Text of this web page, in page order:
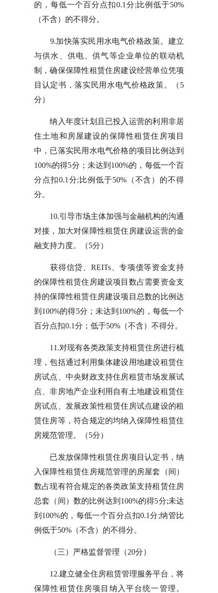
的，每低一个百分点扣0.1分;比例低于50%
（不含）的不得分。
9.加快落实民用水电气价格政策。建立
与供水、供电、供气等企业单位的联动机
制，确保保障性租赁住房建设经营单位凭项
目认定书，落实民用水电气价格政策。（5
分）
纳入年度计划且已投入运营的利用非居
住土地和房屋建设的保障性租赁住房项目
中，已落实民用水电气价格的项目比例达到
100%的得5分；未达到100%的，每低一个百
分点扣0.1分;比例低于50%（不含）的不得
分。
10.引导市场主体加强与金融机构的沟通
对接，加大对保障性租赁住房建设运营的金
融支持力度。（5分）
获得信贷、REITs、专项债等资金支持
的保障性租赁住房建设项目数占需要资金支
持的保障性租赁住房建设项目总数的比例达
到100%的得5分；未达到100%的，每低一个
百分点扣0.1分；低于50%（不含）不得分。
11.对现有各类政策支持租赁住房进行梳
理，包括通过利用集体建设用地建设租赁住
房试点、中央财政支持住房租赁市场发展试
点、非房地产企业利用自有土地建设租赁住
房试点、发展政策性租赁住房试点建设的租
赁住房等，符合规定的均纳入保障性租赁住
房规范管理。（5分）
已发放保障性租赁住房项目认定书，纳
入保障性租赁住房规范管理的房屋套（间）
数占现有符合规定的各类政策支持租赁住房
总套（间）数的比例达到100%的得5分;未达
到100%的，每低一个百分点扣0.1分;纳管比
例低于50%（不含）的不得分。
（三）严格监督管理（20分）
12.建立健全住房租赁管理服务平台，将
保障性租赁住房项目纳入平台统一管理。